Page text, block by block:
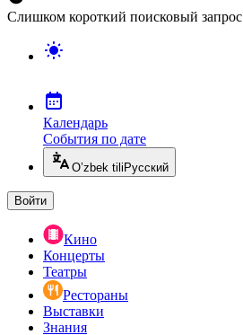
Слишком короткий поисковый запрос
Календарь
События по дате
O’zbek tili Русский
Войти
Кино
Концерты
Театры
Рестораны
Выставки
Знания